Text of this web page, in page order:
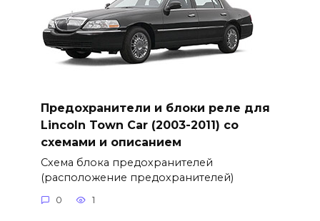
Предохранители и блоки реле для
Lincoln Town Car (2003-2011) со
схемами и описанием
Схема блока предохранителей
(расположение предохранителей)
0 1